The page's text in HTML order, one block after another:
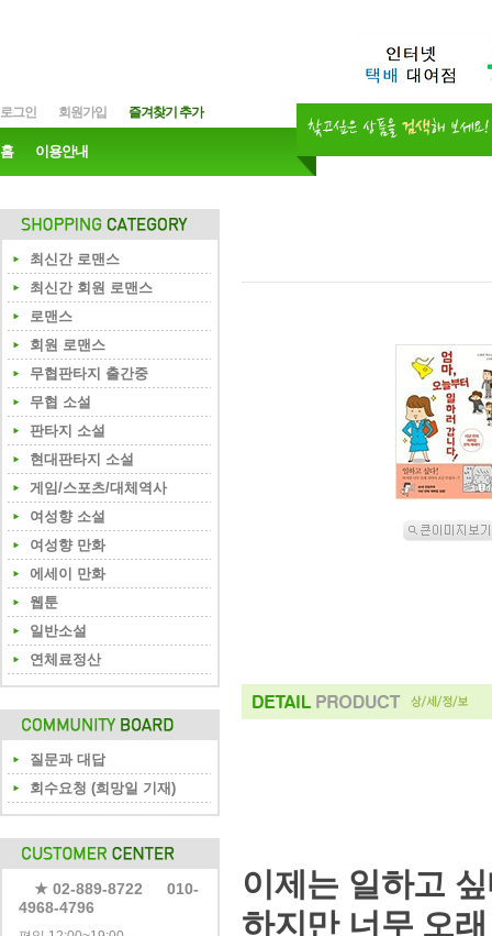
로그인 회원가입 즐겨찾기 추가
홈 이용안내
최신간 로맨스
최신간 회원 로맨스
로맨스
회원 로맨스
무협판타지 출간중
무협 소설
판타지 소설
현대판타지 소설
게임/스포츠/대체역사
여성향 소설
여성향 만화
에세이 만화
웹툰
일반소설
연체료정산
질문과 대답
회수요청 (희망일 기재)
★ 02-889-8722 010-
4968-4796
이제는 일하고
하지만 너무 오